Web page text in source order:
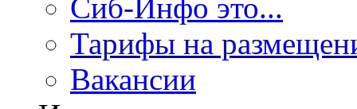
Сиб-Инфо это...
Тарифы на
Вакансии